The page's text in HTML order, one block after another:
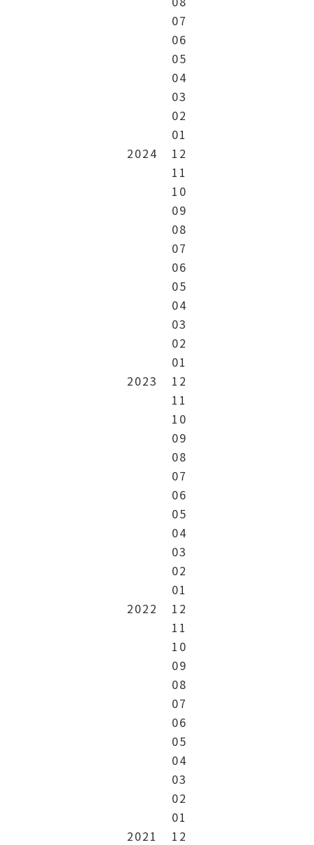
07
06
05
04
03
02
01
2024
12
11
10
09
08
07
06
05
04
03
02
01
2023
12
11
10
09
08
07
06
05
04
03
02
01
2022
12
11
10
09
08
07
06
05
04
03
02
01
2021
12